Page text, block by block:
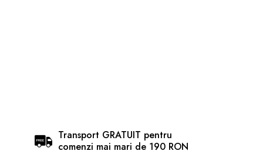
Transport GRATUIT pentru
comenzi mai mari de 190 RON